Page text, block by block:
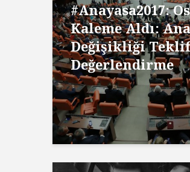
#Anayasa2017:
Kaleme Aldı:
Değişikliği
Değerlendirme